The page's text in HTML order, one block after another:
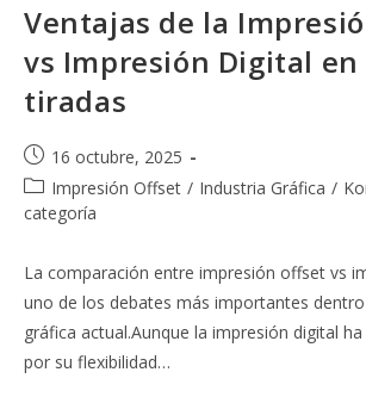
Ventajas de la
vs Impresión Digital en
tiradas
Publicación
de
la
entrada:
16 octubre, 2025
Categoría
de
Impresión Offset / Industria Gráfica /
categoría
La comparación entre impresión offset vs
uno de los debates más importantes
gráfica actual.Aunque la impresión digital
por su flexibilidad…